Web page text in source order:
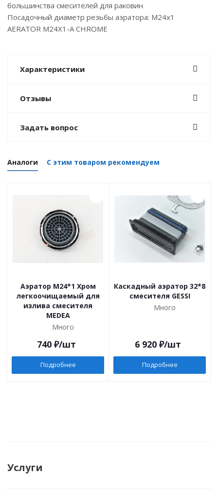
большинства смесителей для раковин
Посадочный диаметр резьбы аэратора: М24х1
AERATOR M24X1-A CHROME
Характеристики
Отзывы
Задать вопрос
Аналоги С этим товаром рекомендуем
Аэратор M24*1 Хром
легкоочищаемый для
излива смесителя
MEDEA
Много
740₽/шт
Подробнее
Каскадный аэратор 32*8
смесителя GESSI
Много
6 920 ₽/шт
Подробнее
Услуги